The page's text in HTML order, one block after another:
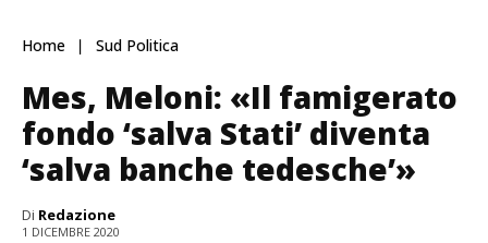
Home Sud Politica
Mes, Meloni: «Il famigerato
fondo ‘salva Stati’ diventa
‘salva banche tedesche’»
Di Redazione
1 DICEMBRE 2020